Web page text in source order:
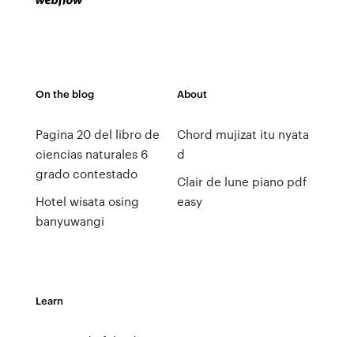
On the blog
Pagina 20 del libro de
ciencias naturales 6
grado contestado
Hotel wisata osing
banyuwangi
About
Chord mujizat itu nyata
d
Clair de lune piano pdf
easy
Learn